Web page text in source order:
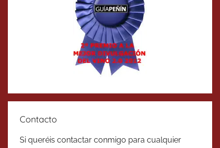
Contacto
Si queréis contactar conmigo para cualquier